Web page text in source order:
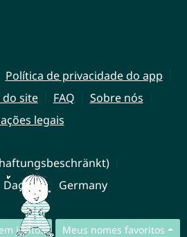
juntos Meus nomes favoritos
Política de privacidade do app
do site
FAQ
Sobre nós
legais
Dachau Germany